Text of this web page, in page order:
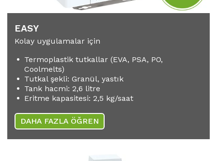
EASY
Kolay uygulamalar için
Termoplastik tutkallar (EVA, PSA, PO,
Coolmelts)
Tutkal şekli: Granül, yastık
Tank hacmi: 2,6 litre
Eritme kapasitesi: 2,5 kg/saat
DAHA FAZLA ÖĞREN